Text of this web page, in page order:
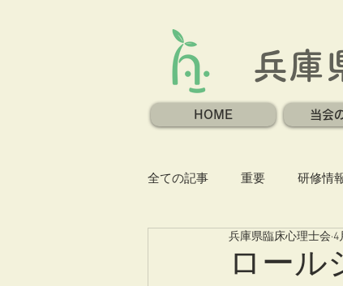
兵庫
HOME 当会
全ての記事 重要 研修情
ロー
兵庫県臨床心理士会 4